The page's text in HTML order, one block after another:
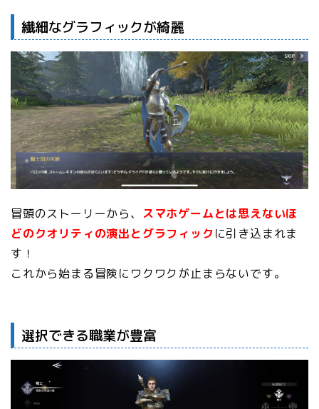
繊細なグラフィックが綺麗
冒頭のストーリーから、 スマホゲームとは思えないほ
どのクオリティの演出とグラフィック に引き込まれま
す！
これから始まる冒険にワクワクが止まらないです。
選択できる職業が豊富